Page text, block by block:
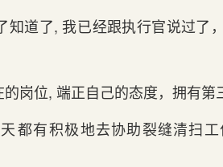
知道了, 我‌已经跟执行官说过了
岗位, 端正自己的态度，拥有‌第
都有‌积极地去协助裂缝清扫